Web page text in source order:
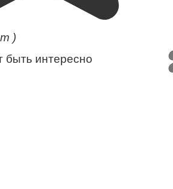
)
быть интересно